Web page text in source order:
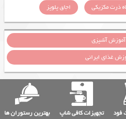
ذرت مکزیکی اجاق پلوپز
آموزش آشپزی
غذای ایرانی
فود تجهیزات کافی شاپ بهترین رستوران ها